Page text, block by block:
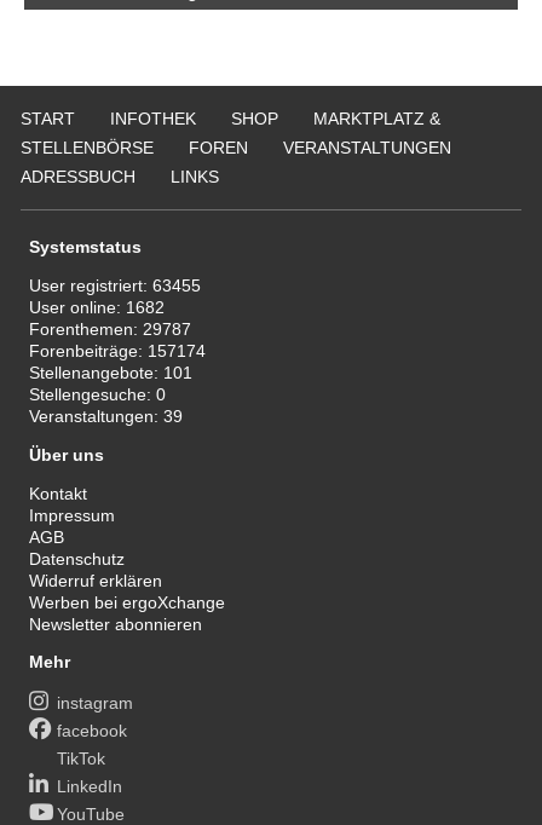
START INFOTHEK SHOP
MARKTPLATZ &
STELLENBÖRSE
FOREN
VERANSTALTUNGEN
ADRESSBUCH
LINKS
Systemstatus
User registriert:63455
User online: 1682
Forenthemen: 29787
Forenbeiträge: 157174
Stellenangebote: 101
Stellengesuche:0
Veranstaltungen:39
Über uns
Kontakt
Impressum
AGB
Datenschutz
Widerruf erklären
Werben bei ergoXchange
Newsletter abonnieren
Mehr
instagram
facebook
TikTok
LinkedIn
YouTube